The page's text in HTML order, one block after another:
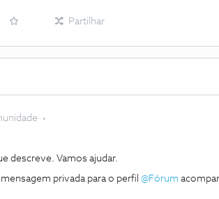
Partilhar
descreve. Vamos ajudar.
privada para o perfil @Fórum